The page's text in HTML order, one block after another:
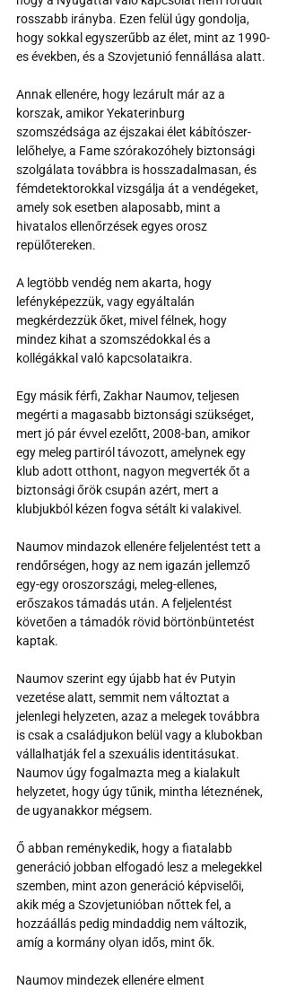
rosszabb irányba. Ezen felül úgy gondolja,
hogy sokkal egyszerűbb az élet, mint az 1990-
es években, és a Szovjetunió fennállása alatt.
Annak ellenére, hogy lezárult már az a
korszak, amikor Yekaterinburg
szomszédsága az éjszakai élet kábítószer-
lelőhelye, a Fame szórakozóhely biztonsági
szolgálata továbbra is hosszadalmasan, és
fémdetektorokkal vizsgálja át a vendégeket,
amely sok esetben alaposabb, mint a
hivatalos ellenőrzések egyes orosz
repülőtereken.
A legtöbb vendég nem akarta, hogy
lefényképezzük, vagy egyáltalán
megkérdezzük őket, mivel félnek, hogy
mindez kihat a szomszédokkal és a
kollégákkal való kapcsolataikra.
Egy másik férfi, Zakhar Naumov, teljesen
megérti a magasabb biztonsági szükséget,
mert jó pár évvel ezelőtt, 2008-ban, amikor
egy meleg partiról távozott, amelynek egy
klub adott otthont, nagyon megverték őt a
biztonsági őrök csupán azért, mert a
klubjukból kézen fogva sétált ki valakivel.
Naumov mindazok ellenére feljelentést tett a
rendőrségen, hogy az nem igazán jellemző
egy-egy oroszországi, meleg-ellenes,
erőszakos támadás után. A feljelentést
követően a támadók rövid börtönbüntetést
kaptak.
Naumov szerint egy újabb hat év Putyin
vezetése alatt, semmit nem változtat a
jelenlegi helyzeten, azaz a melegek továbbra
is csak a családjukon belül vagy a klubokban
vállalhatják fel a szexuális identitásukat.
Naumov úgy fogalmazta meg a kialakult
helyzetet, hogy úgy tűnik, mintha léteznének,
de ugyanakkor mégsem.
Ő abban reménykedik, hogy a fiatalabb
generáció jobban elfogadó lesz a melegekkel
szemben, mint azon generáció képviselői,
akik még a Szovjetunióban nőttek fel, a
hozzáállás pedig mindaddig nem változik,
amíg a kormány olyan idős, mint ők.
Naumov mindezek ellenére elment